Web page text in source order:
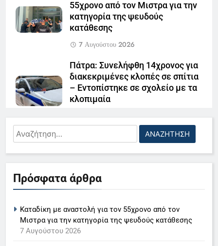
55χρονο από τον Μιστρα για την
κατηγορία της ψευδούς
κατάθεσης
7 Αυγούστου 2026
Πάτρα: Συνελήφθη 14χρονος για
διακεκριμένες κλοπές σε σπίτια
– Εντοπίστηκε σε σχολείο με τα
κλοπιμαία
Πάτρα: Νέα ηλεκτρονική απάτη –
7 Αυγούστου 2026
τρέιλερ τα ξημερώματα –
Σοκαρίστηκε η οδηγός
7 Αυγούστου 2026
Αναζήτηση
για:
Πρόσφατα άρθρα
Καταδίκη με αναστολή για τον 55χρονο από τον
Μιστρα για την κατηγορία της ψευδούς κατάθεσης
7 Αυγούστου 2026
5
Ο Παναγιώτης Στάθης στο
ειδήσεων της ΕΡΤ
LIFESTYLE-MEDIA